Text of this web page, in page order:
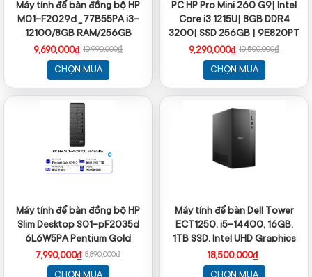
Máy tính để bàn đồng bộ HP
M01-F2029d _ 77B55PA i3-
12100/8GB RAM/256GB
SSD/WL+BT/K+M/Win 11
9,690,000₫ 10,990,000₫
CHỌN MUA
PC HP Pro Mini 260 G9| Intel
Core i3 1215U| 8GB DDR4
3200| SSD 256GB | 9E820PT
9,290,000₫ 10,500,000₫
CHỌN MUA
Máy tính để bàn đồng bộ HP
Slim Desktop S01-pF2035d
6L6W5PA Pentium Gold
G7400 | 8GB | 256 GB | Intel
UHD | Win 11 | Đen
7,990,000₫ 8,890,000₫
Máy tính để bàn Dell Tower
ECT1250, i5-14400, 16GB,
1TB SSD, Intel UHD Graphics
770, ax+BT, KB, M, McAfee LS,
Win 11 Home, 1Y WTY
18,500,000₫